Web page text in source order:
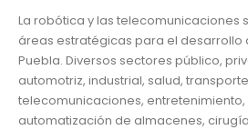
La robótica y las telecomunicaciones
áreas estratégicas para el desarrollo
Puebla. Diversos sectores público,
automotriz, industrial, salud,
telecomunicaciones,
automatización de almacenes,